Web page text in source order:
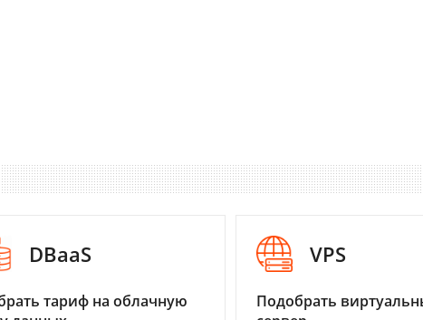
DBaaS
тариф на облачную
VPS
Подобрать